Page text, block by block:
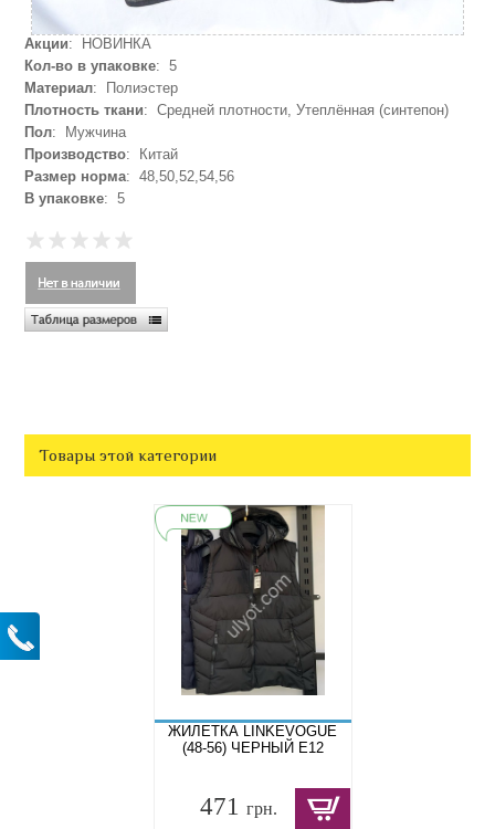
Акции: НОВИНКА
Кол-во в упаковке: 5
Материал: Полиэстер
Плотность ткани: Средней плотности, Утеплённая (синтепон)
Пол: Мужчина
Производство: Китай
Размер норма: 48,50,52,54,56
В упаковке: 5
Товары этой категории
ЖИЛЕТКА LINKEVOGUE
(48-56) ЧЕРНЫЙ E12
471 грн.